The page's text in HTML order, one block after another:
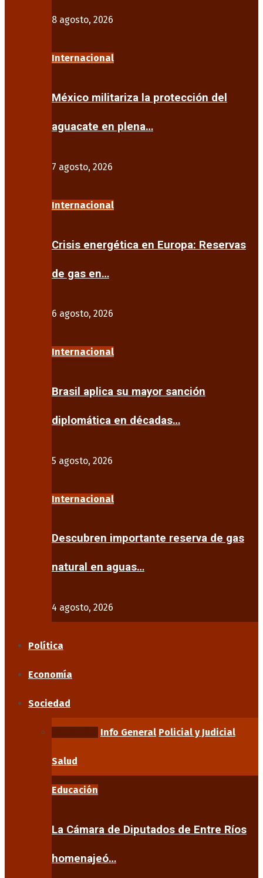
8 agosto, 2026
Internacional
México militariza la protección del
aguacate en plena…
7 agosto, 2026
Internacional
Crisis energética en Europa: Reservas
de gas en…
6 agosto, 2026
Internacional
Brasil aplica su mayor sanción
diplomática en décadas…
5 agosto, 2026
Internacional
Descubren importante reserva de gas
natural en aguas…
4 agosto, 2026
Política
Economía
Sociedad
Info General Policial y Judicial
Salud
Educación
La Cámara de Diputados de Entre Ríos
homenajeó…